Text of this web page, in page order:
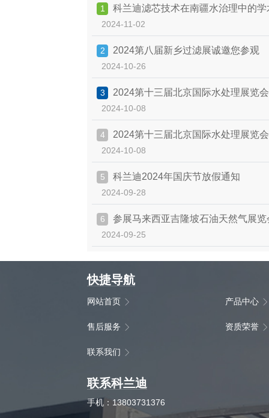
1 科兰迪滤芯技术在南疆水治理中的学
2024-11-02
2 2024第八届新乡过滤展诚邀您参观
2024-10-26
3 2024第十三届北京国际水处理展览会
2024-10-08
4 2024第十三届北京国际水处理展览会
2024-10-08
5 科兰迪2024年国庆节放假通知
2024-09-28
6 参展马来西亚吉隆坡石油天然气展览
2024-09-25
快捷导航
网站首页 产品中心
售后服务 资质荣誉
联系我们
联系科兰迪
手机：13803731376